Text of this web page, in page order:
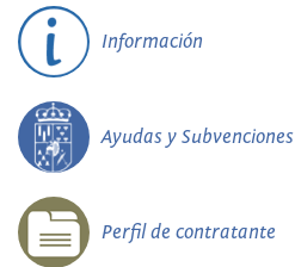
Información
Ayudas y Subvenciones
Perfil de contratante